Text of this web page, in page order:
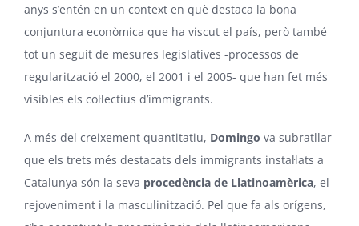
anys s’entén en un context en què destaca la bona
conjuntura econòmica que ha viscut el país, però també
tot un seguit de mesures legislatives -processos de
regularització el 2000, el 2001 i el 2005- que han fet més
visibles els col·lectius d’immigrants.
A més del creixement quantitatiu, Domingo va subratllar
que els trets més destacats dels immigrants instal·lats a
Catalunya són la seva procedència de Llatinoamèrica, el
rejoveniment i la masculinització. Pel que fa als orígens,